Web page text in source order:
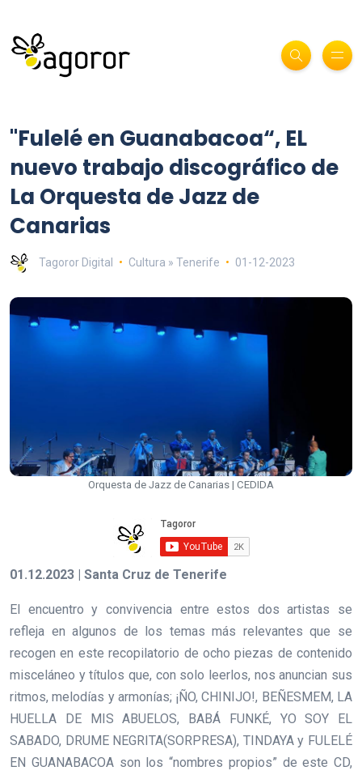
"Fulelé en Guanabacoa“, EL
nuevo trabajo discográfico de
La Orquesta de Jazz de
Canarias
Tagoror Digital Cultura » Tenerife 01-12-2023
Orquesta de Jazz de Canarias | CEDIDA
01.12.2023 | Santa Cruz de Tenerife
El encuentro y convivencia entre estos dos artistas se
refleja en algunos de los temas más relevantes que se
recogen en este recopilatorio de ocho piezas de contenido
misceláneo y títulos que, con solo leerlos, nos anuncian sus
ritmos, melodías y armonías; ¡ÑO, CHINIJO!, BEÑESMEM, LA
HUELLA DE MIS ABUELOS, BABÁ FUNKÉ, YO SOY EL
SABADO, DRUME NEGRITA(SORPRESA), TINDAYA y FULELÉ
EN GUANABACOA son los “nombres propios” de este CD,